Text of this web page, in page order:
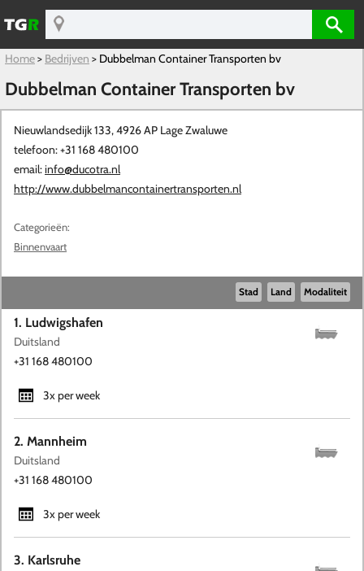
Home> Bedrijven > Dubbelman Container Transporten bv
Dubbelman Container Transporten bv
Nieuwlandsedijk 133, 4926 AP Lage Zwaluwe
telefoon: +31 168 480100
email:info@ducotra.nl
http://www.dubbelmancontainertransporten.nl
Categorieën:
Binnenvaart
Stad Land Modaliteit
1. Ludwigshafen
Duitsland
+31 168 480100
3x per week
2. Mannheim
Duitsland
+31 168 480100
3x per week
3. Karlsruhe